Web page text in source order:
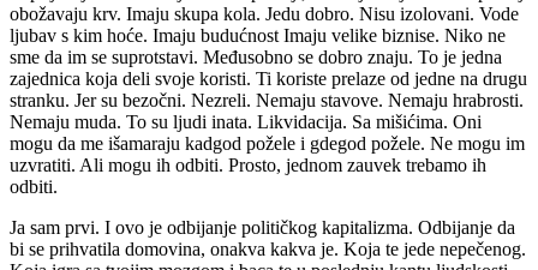
obožavaju krv. Imaju skupa kola. Jedu dobro. Nisu izolovani. Vode
ljubav s kim hoće. Imaju budućnost Imaju velike biznise. Niko ne
sme da im se suprotstavi. Međusobno se dobro znaju. To je jedna
zajednica koja deli svoje koristi. Ti koriste prelaze od jedne na drugu
stranku. Jer su bezočni. Nezreli. Nemaju stavove. Nemaju hrabrosti.
Nemaju muda. To su ljudi inata. Likvidacija. Sa mišićima. Oni
mogu da me išamaraju kadgod požele i gdegod požele. Ne mogu im
uzvratiti. Ali mogu ih odbiti. Prosto, jednom zauvek trebamo ih
odbiti.
Ja sam prvi. I ovo je odbijanje političkog kapitalizma. Odbijanje da
bi se prihvatila domovina, onakva kakva je. Koja te jede nepečenog.